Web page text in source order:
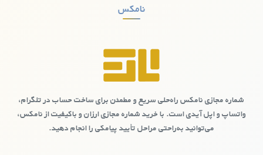
بدون نیاز به استفاده از شماره واقعی خود، در این سرویس‌ها ثبت‌نام
شماره مجازی کشورسینت مارتن به افزایش امنیت شما کمک می‌کند.
با این شماره‌ها، دیگر نگرانی‌ای از دسترسی هکرها و کلاهبرداران به
شماره واقعی شما وجود نخواهد داشت. این مزیت به‌ویژه برای کسانی
که امنیت اطلاعاتشان برایشان مهم است، اهمیت دارد.
نامکس
شماره مجازی نامکس راه‌حلی سریع و مطمئن برای ساخت حساب در تلگرام،
واتساپ و اپل آیدی است. با خرید شماره مجازی ارزان و باکیفیت از نامکس،
می‌توانید به‌راحتی مراحل تأیید پیامکی را انجام دهید.